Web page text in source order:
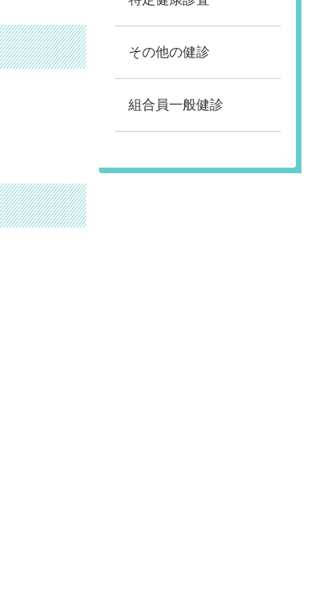
その他の健診
組合員一般健診